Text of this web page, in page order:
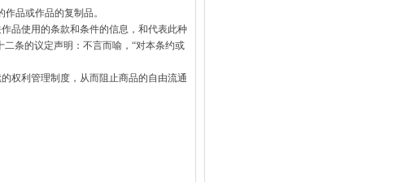
品或作品的复制品。
品使用的条款和条件的信息，和代表此种
条的议定声明：不言而喻，“对本条约或
权利管理制度，从而阻止商品的自由流通